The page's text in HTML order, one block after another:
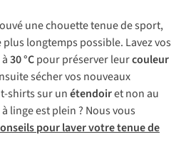
une chouette tenue de sport,
longtemps possible. Lavez vos
30 °Cpour préserver leurcouleur
sécher vos nouveaux
shirts sur unétendoiret non au
linge est plein ? Nous vous
pour laver votre tenue de